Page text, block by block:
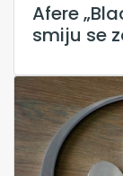
Afere
smiju se